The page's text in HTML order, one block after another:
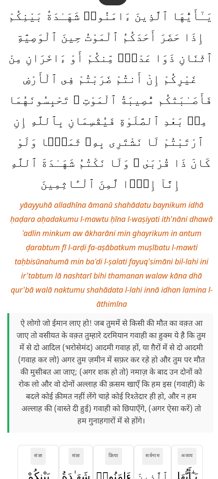
يَـٰٓأَيُّهَا ٱلَّذِينَ ءَامَنُوا۟ شَهَـٰدَةُ بَيْنِكُمْ
إِذَا حَضَرَ أَحَدَكُمُ ٱلْمَوْتُ حِينَ ٱلْوَصِيَّةِ
ٱثْنَانِ ذَوَا عَدْلٍۢ مِّنكُمْ أَوْ ءَاخَرَانِ مِنْ
غَيْرِكُمْ إِنْ أَنتُمْ ضَرَبْتُمْ فِى ٱلْأَرْضِ
فَأَصَـٰبَتْكُم مُّصِيبَةُ ٱلْمَوْتِ ۚ تَحْبِسُونَهُمَا
مِنۢ بَعْدِ ٱلصَّلَوٰةِ فَيُقْسِمَانِ بِٱللَّهِ إِنِ
ٱرْتَبْتُمْ لَا نَشْتَرِى بِهِۦ ثَمَنًۭا وَلَوْ
كَانَ ذَا قُرْبَىٰ ۙ وَلَا نَكْتُمُ شَهَـٰدَةَ ٱللَّهِ
إِنَّآ إِذًۭا لَّمِنَ ٱلْـَٔاثِمِينَ
yāayyuhā alladhīna āmanū shahādatu baynikum idhā
ḥaḍara aḥadakumu l-mawtu ḥīna l-waṣiyati ith'nāni dhawā
ʿadlin minkum aw ākharāni min ghayrikum in antum
ḍarabtum fī l-arḍi fa-aṣābatkum muṣībatu l-mawti
taḥbisūnahumā min baʿdi l-ṣalati fayuq'simāni bil-lahi ini
ir'tabtum lā nashtarī bihi thamanan walaw kāna dhā
qur'bā walā naktumu shahādata l-lahi innā idhan lamina l-
āthimīna
ऐ लोगो जो ईमान लाए हो! जब तुममें से किसी की मौत का वक़्त आ
जाए तो वसीयत के वक़्त तुम्हारे दरमियान गवाही का हुक्म ये है कि तुम
में से दो आदिल (भरोसेमंद) आदमी गवाह हों, या ग़ैरों में से दो आदमी
(गवाह कर लो) अगर तुम ज़मीन में सफ़र कर रहे हो और तुम पर मौत
की मुसीबत आ जाए; (अगर शक हो तो) नमाज़ के बाद उन दोनों को
रोक लो और वो दोनों अल्लाह की क़सम खाएँ कि हम इस (गवाही) के
बदले कोई क़ीमत नहीं लेंगे चाहे कोई रिश्तेदार ही हो, और न हम
अल्लाह की (वास्ते दी हुई) गवाही को छिपाएँगे, (अगर ऐसा करें) तो
हम गुनाहगारों में से होंगे।
अव्यय
يَـٰٓأَيُّهَا
सर्वनाम
ٱلَّذِينَ
क्रिया
ءَامَنُوا۟
संज्ञा
شَهَـٰدَةُ
संज्ञा
بَيْنِكُمْ